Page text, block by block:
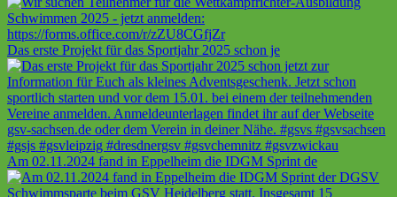
Das erste Projekt für das Sportjahr 2025 schon je
Am 02.11.2024 fand in Eppelheim die IDGM Sprint de